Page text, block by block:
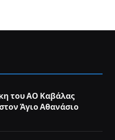
του ΑΟ Καβάλας
Άγιο Αθανάσιο